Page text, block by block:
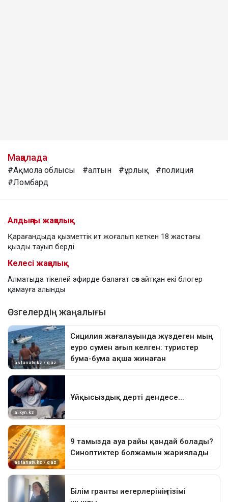
Мақалада
#Ақмола облысы #алтын #ұрлық
#полиция
#Ломбард
Алдыңғы жаңалық
Қарағандыда қызметтік ит жоғалып кеткен 18 жастағы
қызды тауып берді
Келесі жаңалық
Алматыда тікелей эфирде балағат сөз айтқан екі блогер
қамауға алынды